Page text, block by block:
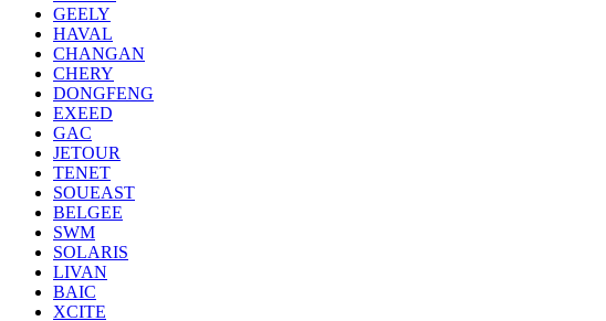
GEELY
HAVAL
CHANGAN
CHERY
DONGFENG
EXEED
GAC
JETOUR
TENET
SOUEAST
BELGEE
SWM
SOLARIS
LIVAN
BAIC
XCITE